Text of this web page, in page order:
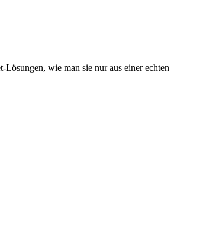
wie man sie nur aus einer echten